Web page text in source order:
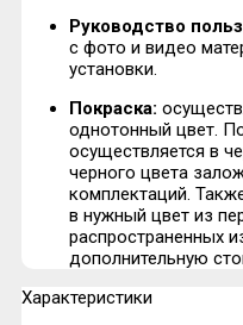
Руководство
с фото и видео
установки.
Покраска:
однотонный цвет.
осуществляется в
черного цвета
комплектаций.
в нужный цвет из
распространенных
дополнительную
Характеристики